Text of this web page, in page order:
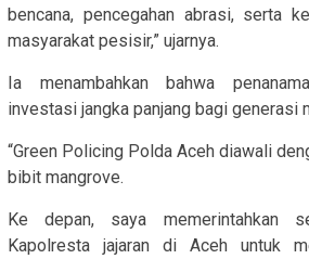
bencana, pencegahan abrasi, serta
masyarakat pesisir,” ujarnya.
Ia menambahkan bahwa
investasi jangka panjang bagi generasi
“Green Policing Polda Aceh diawali
bibit mangrove.
Ke depan, saya memerintahkan
Kapolresta jajaran di Aceh untuk